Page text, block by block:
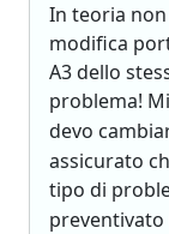
In teoria
modifica
A3 dello
problema!
devo
assicurato
tipo di
preventivato